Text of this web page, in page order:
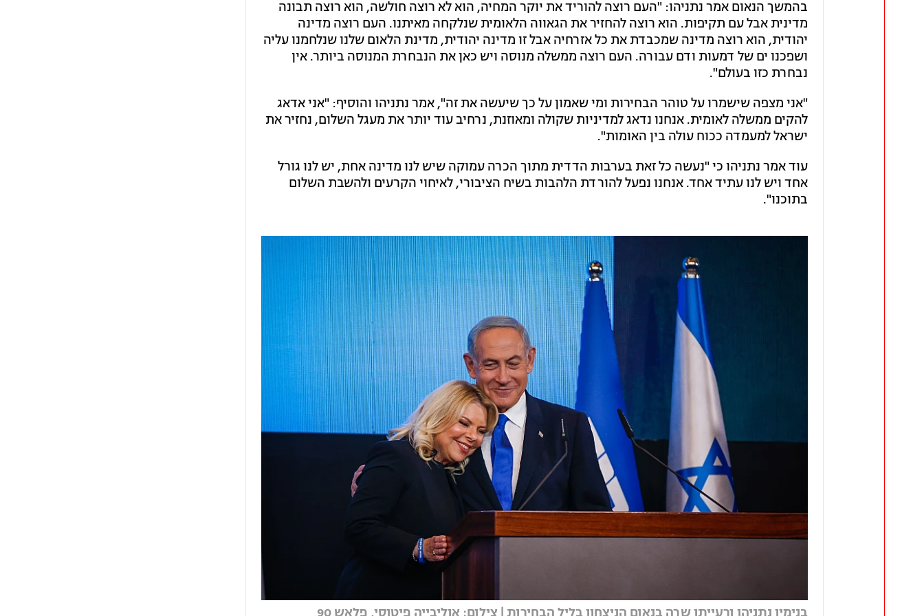
בהמשך הנאום אמר נתניהו: "העם רוצה להוריד את יוקר המחיה, הוא לא רוצה חולשה, הוא רוצה תבונה
מדינית אבל עם תקיפות. הוא רוצה להחזיר את הגאווה הלאומית שנלקחה מאיתנו. העם רוצה מדינה
יהודית, הוא רוצה מדינה שמכבדת את כל אזרחיה אבל זו מדינה יהודית, מדינת הלאום שלנו שנלחמנו עליה
ושפכנו ים של דמעות ודם עבורה. העם רוצה ממשלה מנוסה ויש כאן את הנבחרת המנוסה ביותר. אין
נבחרת כזו בעולם".
"אני מצפה שישמרו על טוהר הבחירות ומי שאמון על כך שיעשה את זה", אמר נתניהו והוסיף: "אני אדאג
להקים ממשלה לאומית. אנחנו נדאג למדיניות שקולה ומאוזנת, נרחיב עוד יותר את מעגל השלום, נחזיר את
ישראל למעמדה ככוח עולה בין האומות".
עוד אמר נתניהו כי "נעשה כל זאת בערבות הדדית מתוך הכרה עמוקה שיש לנו מדינה אחת, יש לנו גורל
אחד ויש לנו עתיד אחד. אנחנו נפעל להורדת הלהבות בשיח הציבורי, לאיחוי הקרעים ולהשבת השלום
בתוכנו".